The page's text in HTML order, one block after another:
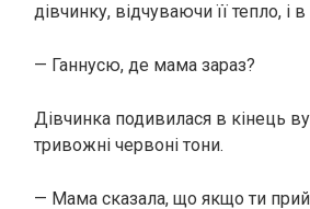
дівчинку, відчуваючи її тепло,
— Ганнусю, де мама зараз?
Дівчинка подивилася в кінець
тривожні червоні тони.
— Мама сказала, що якщо ти